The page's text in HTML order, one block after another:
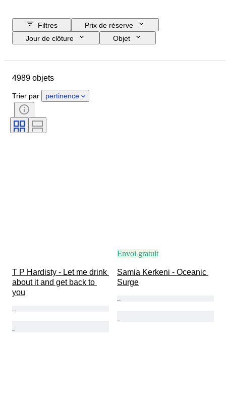
Filtres
Prix de réserve
Jour de clôture
Objet
Thème
Couleur
Édition
4989 objets
Trier par pertinence
T P Hardisty - Let me drink
about it and get back to
you
Envoi gratuit
Samia Kerkeni - Oceanic
Surge